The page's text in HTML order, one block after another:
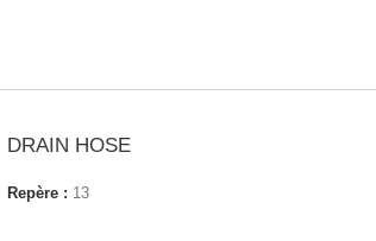
DRAIN HOSE
Repère : 13